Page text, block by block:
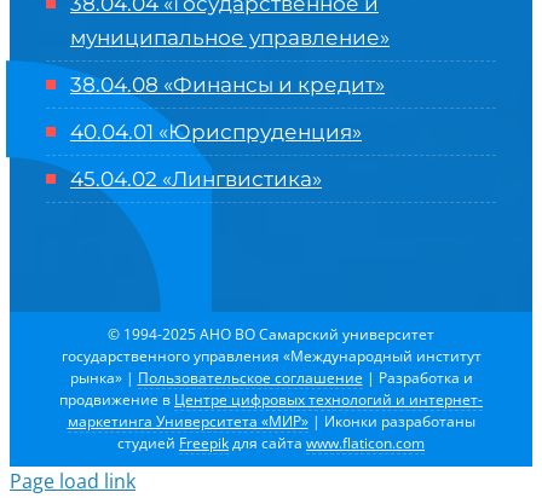
муниципальное управление»
38.04.08 «Финансы и кредит»
40.04.01 «Юриспруденция»
45.04.02 «Лингвистика»
© 1994-2025 АНО ВО Самарский университет
государственного управления «Международный институт
рынка» | Пользовательское соглашение | Разработка и
продвижение в Центре цифровых технологий и интернет-
маркетинга Университета «МИР»| Иконки разработаны
студией Freepikдля сайта www.flaticon.com
Page load link